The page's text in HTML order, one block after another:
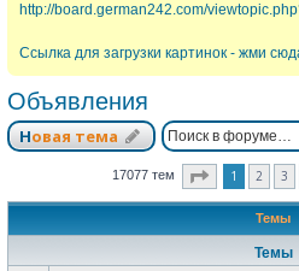
http://board.german242.com/
Ссылка для загрузки картинок - жми
Объявления
Новая тема
17077 тем Страница из
1 2 3
Темы
Темы